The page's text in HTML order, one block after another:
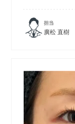
担当
廣松 直樹